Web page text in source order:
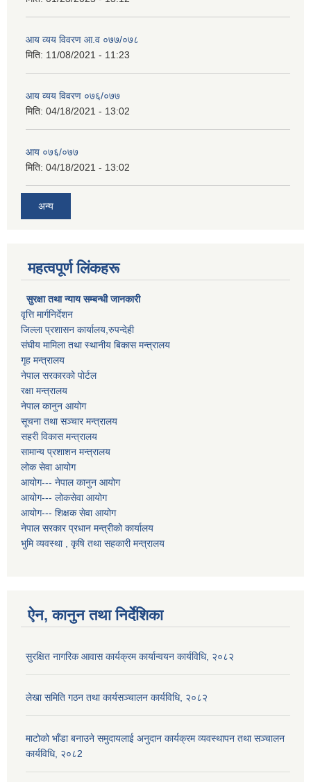
आय व्यय विवरण आ.व ०७७/०७८
मिति: 11/08/2021 - 11:23
आय व्यय विवरण ०७६/०७७
मिति: 04/18/2021 - 13:02
आय ०७६/०७७
मिति: 04/18/2021 - 13:02
अन्य
महत्वपूर्ण लिंकहरू
सुरक्षा तथा न्याय सम्बन्धी जानकारी
वृत्ति मार्गनिर्देशन
जिल्ला प्रशासन कार्यालय,रुपन्देही
संघीय मामिला तथा स्थानीय बिकास मन्त्रालय
गृह मन्त्रालय
नेपाल सरकारको पोर्टल
रक्षा मन्त्रालय
नेपाल कानुन आयोग
सूचना तथा सञ्चार मन्त्रालय
सहरी विकास मन्त्रालय
सामान्य प्रशाशन मन्त्रालय
लोक सेवा आयोग
आयोग--- नेपाल कानुन आयोग
आयोग--- लोकसेवा आयोग
आयोग--- शिक्षक सेवा आयोग
नेपाल सरकार प्रधान मन्त्रीको कार्यालय
भुमि व्यवस्था , कृषि तथा सहकारी मन्त्रालय
ऐन, कानुन तथा निर्देशिका
सुरक्षित नागरिक आवास कार्यक्रम कार्यान्वयन कार्यविधि, २०८२
लेखा समिति गठन तथा कार्यसञ्चालन कार्यविधि, २०८२
माटोको भाँडा बनाउने समुदायलाई अनुदान कार्यक्रम व्यवस्थापन तथा सञ्चालन
कार्यविधि, २०८2